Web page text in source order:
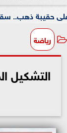
سقوط تشكيل
رياضة
التشكيل